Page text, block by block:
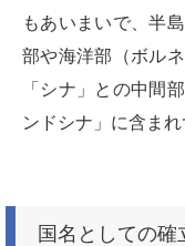
もあいまいで、半
部や海洋部（ボル
「シナ」との中間
ンドシナ」に含ま
国名としての確